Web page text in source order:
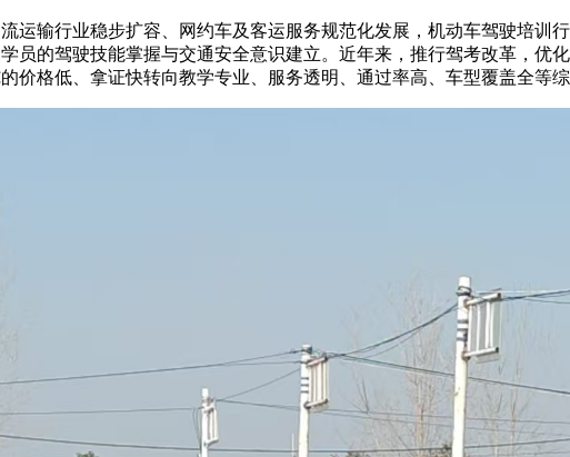
输行业稳步扩容、网约车及客运服务规范化发展，机动车驾驶培训
员的驾驶技能掌握与交通安全意识建立。近年来，推行驾考改革，
价格低、拿证快转向教学专业、服务透明、通过率高、车型覆盖全等综